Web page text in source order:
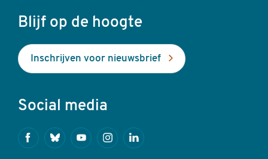
Blijf op de hoogte
Inschrijven voor nieuwsbrief
Social media
FacebookBlueskyYoutubeInstagramLinkedin